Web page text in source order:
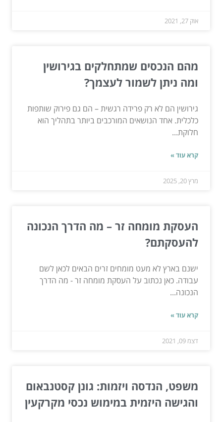
אוק 27, 2021
מהם הנכסים שמתחלקים בגירושין
ומה ניתן לשמור לעצמך?
גירושין הם לא רק פרידה רגשית – הם גם פירוק שותפות
כלכלית. אחד הנושאים המורכבים ביותר בתהליך הוא
חלוקת...
קרא עוד »
מרץ 20, 2025
העסקת מומחה זר – מה הדרך הנכונה
להעסקתם?
ישנם בארץ לא מעט מומחים זרים הבאים לכאן לשם
עבודה. כאן נכתוב על העסקת מומחה זר - מה הדרך
הנכונה...
קרא עוד »
דצמ 09, 2021
משפט, הנדסה ויזמות: גונן קסטנבאום
והגישה היזמית במימוש נכסי מקרקעין